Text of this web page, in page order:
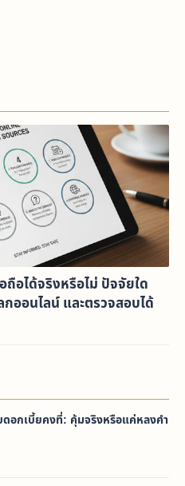
ถือได้จริงหรือไม่ ปัจจัยใด
ออนไลน์ และตรวจสอบได้
อกเบี้ยคงที่: คุ้มจริงหรือแค่หลงคำ